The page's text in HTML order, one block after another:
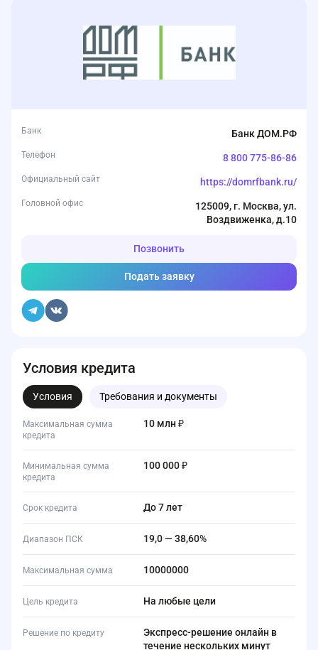
Условия кредита
Условия Требования и документы
Максимальная сумма
кредита
10 млн ₽
Минимальная сумма
кредита
100 000 ₽
Срок кредита до 7 лет
Диапазон ПСК 19,0 — 38,60%
Максимальная сумма 10000000
Цель кредита На любые цели
Решение по кредиту
Экспресс-решение онлайн в
течение нескольких минут
Банк Банк ДОМ.РФ
Телефон 8 800 775-86-86
Официальный сайт https://domrfbank.ru/
Головной офис
125009, г. Москва, ул.
Воздвиженка, д.10
Позвонить
Подать заявку